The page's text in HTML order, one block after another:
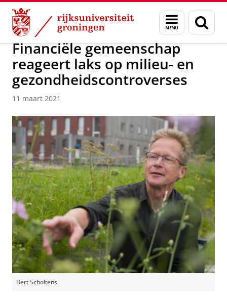
Skip
Content
Skip
Navigation
Menu
en
zoeken
Over ons News / FEB
Financiële gemeenschap
reageert laks op milieu- en
gezondheidscontroverses
11 maart 2021
Bert Scholtens